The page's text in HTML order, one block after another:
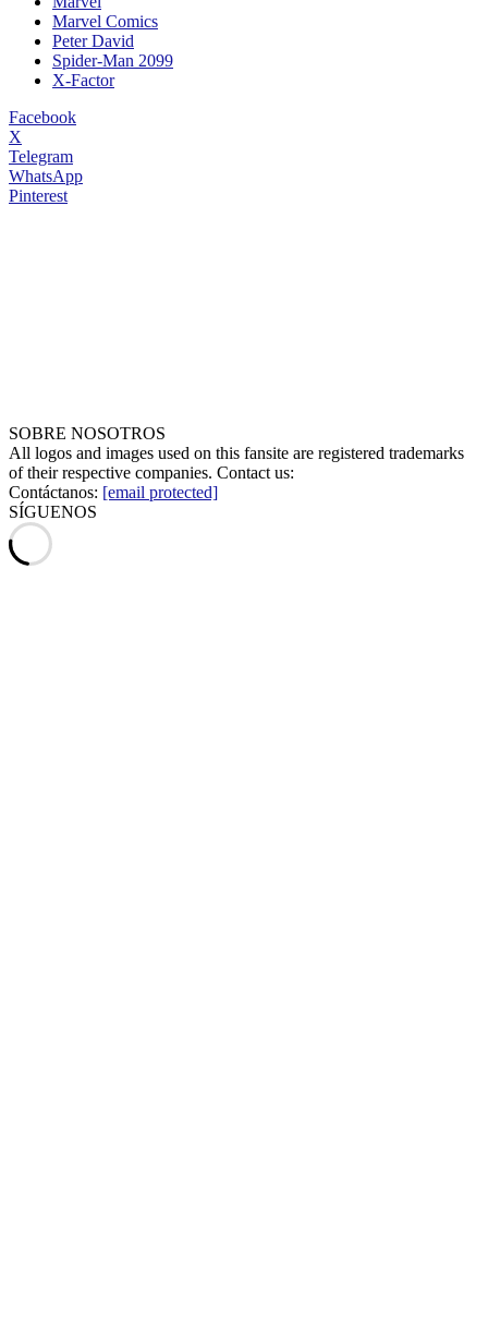
Marvel Comics
Peter David
Spider-Man 2099
X-Factor
Facebook
X
Telegram
WhatsApp
Pinterest
SOBRE NOSOTROS
All logos and images used on this fansite are registered trademarks
of their respective companies. Contact us:
Contáctanos: [email protected]
SÍGUENOS